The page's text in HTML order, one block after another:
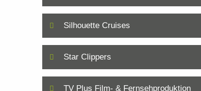
Silhouette Cruises
Star Clippers
TV Plus Film- & Fernsehproduktion